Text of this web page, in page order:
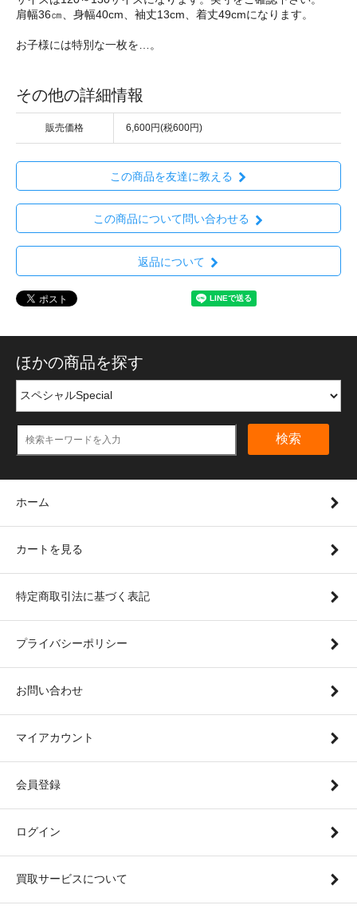
肩幅36㎝、身幅40cm、袖丈13cm、着丈49cmになります。
お子様には特別な一枚を…。
その他の詳細情報
販売価格 6,600円(税600円)
この商品を友達に教える
この商品について問い合わせる
返品について
ほかの商品を探す
検索
ホーム
カートを見る
特定商取引法に基づく表記
プライバシーポリシー
お問い合わせ
マイアカウント
会員登録
ログイン
買取サービスについて